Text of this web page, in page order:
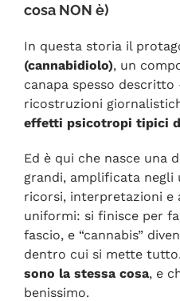
cosa NON è)
In questa storia il
(cannabidiolo), un
canapa spesso
ricostruzioni
effetti psicotropi tipici
Ed è qui che nasce una
grandi, amplificata
ricorsi, interpretazioni e
uniformi: si finisce per
fascio, e “cannabis”
dentro cui si mette
sono la stessa cosa, e
benissimo.